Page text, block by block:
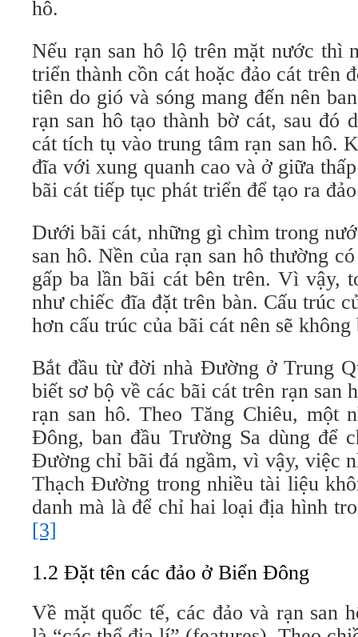
hô.
Nếu rạn san hô lộ trên mặt nước thì
triển thành cồn cát hoặc đảo cát trên
tiên do gió và sóng mang đến nên
rạn san hô tạo thành bờ cát, sau đó
cát tích tụ vào trung tâm rạn san hô.
đĩa với xung quanh cao và ở giữa
bãi cát tiếp tục phát triển để tạo ra
Dưới bãi cát, những gì chìm trong
san hô. Nền của rạn san hô thường
gấp ba lần bãi cát bên trên. Vì vậy,
như chiếc đĩa đặt trên bàn. Cấu trúc
hơn cấu trúc của bãi cát nên sẽ không
Bắt đầu từ đời nhà Đường ở Trung
biết sơ bộ về các bãi cát trên rạn san
rạn san hô. Theo Tăng Chiêu, một
Đông, ban đầu Trường Sa dùng để
Đường chỉ bãi đá ngầm, vì vậy, việc
Thạch Đường trong nhiều tài liệu
danh mà là để chỉ hai loại địa hình
[3]
1.2 Đặt tên các đảo ở Biển Đông
Về mặt quốc tế, các đảo và rạn san